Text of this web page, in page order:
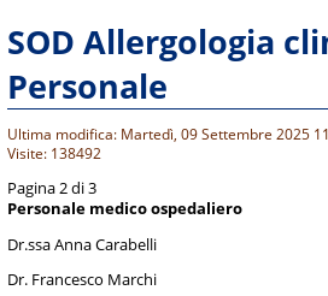
SOD Allergologia
Personale
Ultima modifica: Martedì, 09 Settembre 2025
Visite: 138492
Pagina 2 di 3
Personale medico ospedaliero
Dr.ssa Anna Carabelli
Dr. Francesco Marchi